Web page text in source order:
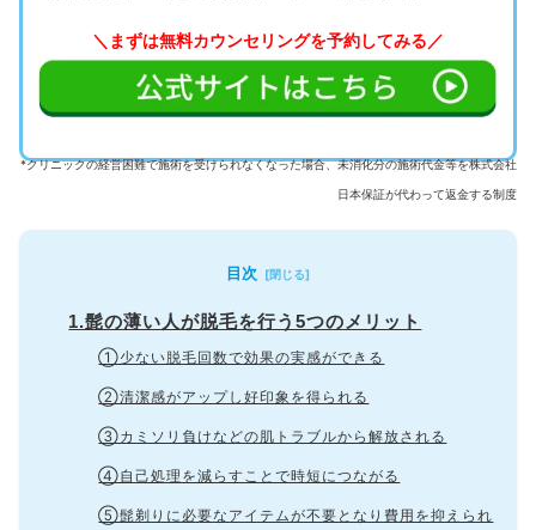
＼まずは無料カウンセリングを予約してみる／
*クリニックの経営困難で施術を受けられなくなった場合、未消化分の施術代金等を株式会社
日本保証が代わって返金する制度
目次
1.髭の薄い人が脱毛を行う5つのメリット
①少ない脱毛回数で効果の実感ができる
②清潔感がアップし好印象を得られる
③カミソリ負けなどの肌トラブルから解放される
④自己処理を減らすことで時短につながる
⑤髭剃りに必要なアイテムが不要となり費用を抑えられ